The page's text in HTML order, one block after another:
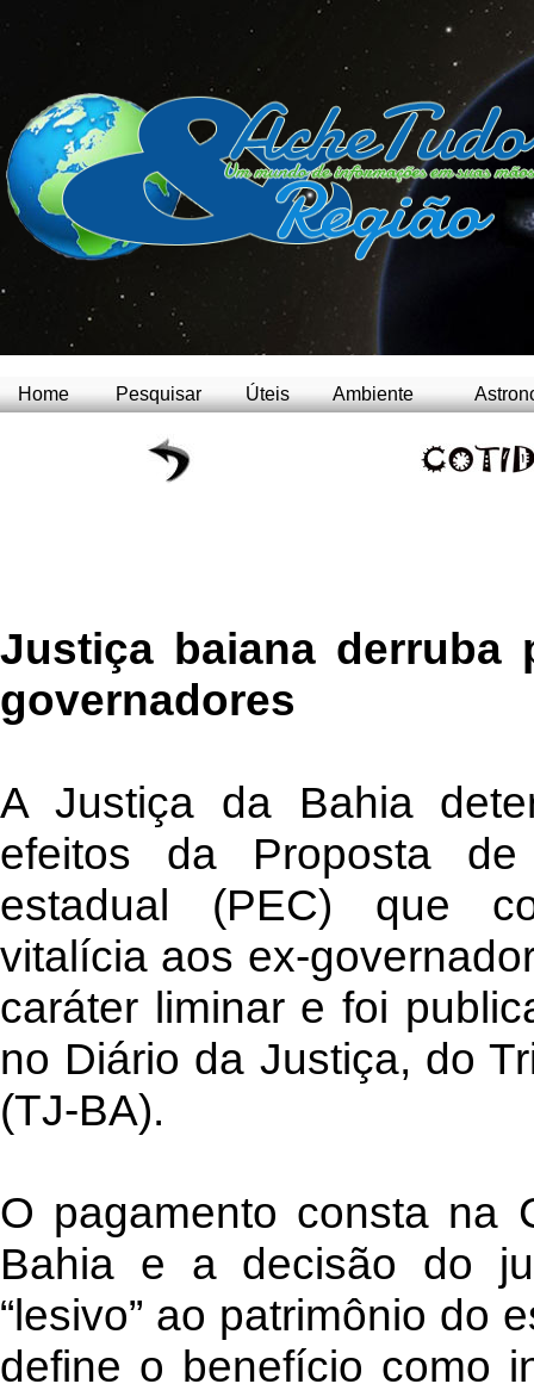
Home Pesquisar Úteis Ambiente
Justiça baiana derruba
governadores
A Justiça da Bahia
efeitos da Proposta
estadual (PEC) que
vitalícia aos ex-
caráter liminar e foi
no Diário da Justiça, do
(TJ-BA).
O pagamento consta na
Bahia e a decisão do
“lesivo” ao patrimônio do
define o benefício como